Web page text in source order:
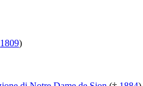
1809)